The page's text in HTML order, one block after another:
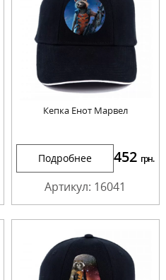
Кепка Енот Марвел
Подробнее 452 грн.
Артикул: 16041